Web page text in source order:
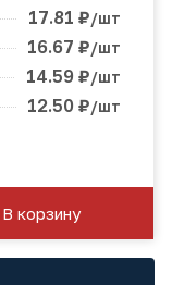
17.81 ₽/шт
16.67 ₽/шт
14.59 ₽/шт
12.50 ₽/шт
В корзину